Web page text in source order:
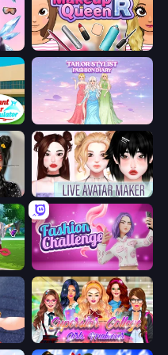
Anime Couple: Avatar Maker Make Up Queen R
Pregnant Mother Simulator Tailor Stylist: Fashion Diary
Live Avatar Maker: Girls
Superstar Family Dress Up Fashion Challenge: Catwalk Run
Superstar College Girls Makeover